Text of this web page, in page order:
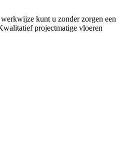
kunt u zonder zorgen een
projectmatige vloeren